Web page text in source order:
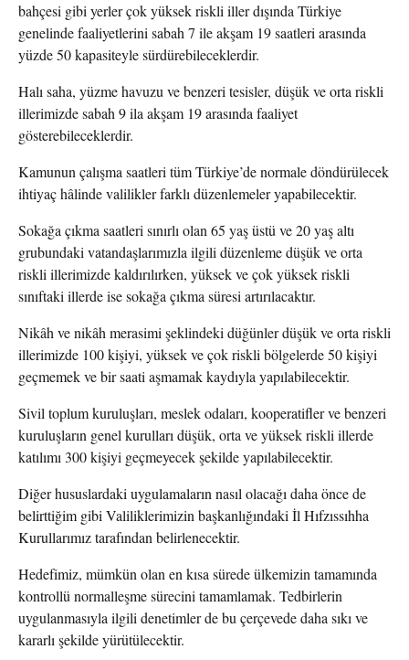
bahçesi gibi yerler çok yüksek riskli iller dışında Türkiye
genelinde faaliyetlerini sabah 7 ile akşam 19 saatleri arasında
yüzde 50 kapasiteyle sürdürebileceklerdir.
Halı saha, yüzme havuzu ve benzeri tesisler, düşük ve orta riskli
illerimizde sabah 9 ila akşam 19 arasında faaliyet
gösterebileceklerdir.
Kamunun çalışma saatleri tüm Türkiye’de normale döndürülecek
ihtiyaç hâlinde valilikler farklı düzenlemeler yapabilecektir.
Sokağa çıkma saatleri sınırlı olan 65 yaş üstü ve 20 yaş altı
grubundaki vatandaşlarımızla ilgili düzenleme düşük ve orta
riskli illerimizde kaldırılırken, yüksek ve çok yüksek riskli
sınıftaki illerde ise sokağa çıkma süresi artırılacaktır.
Nikâh ve nikâh merasimi şeklindeki düğünler düşük ve orta riskli
illerimizde 100 kişiyi, yüksek ve çok riskli bölgelerde 50 kişiyi
geçmemek ve bir saati aşmamak kaydıyla yapılabilecektir.
Sivil toplum kuruluşları, meslek odaları, kooperatifler ve benzeri
kuruluşların genel kurulları düşük, orta ve yüksek riskli illerde
katılımı 300 kişiyi geçmeyecek şekilde yapılabilecektir.
Diğer hususlardaki uygulamaların nasıl olacağı daha önce de
belirttiğim gibi Valiliklerimizin başkanlığındaki İl Hıfzıssıhha
Kurullarımız tarafından belirlenecektir.
Hedefimiz, mümkün olan en kısa sürede ülkemizin tamamında
kontrollü normalleşme sürecini tamamlamak. Tedbirlerin
uygulanmasıyla ilgili denetimler de bu çerçevede daha sıkı ve
kararlı şekilde yürütülecektir.